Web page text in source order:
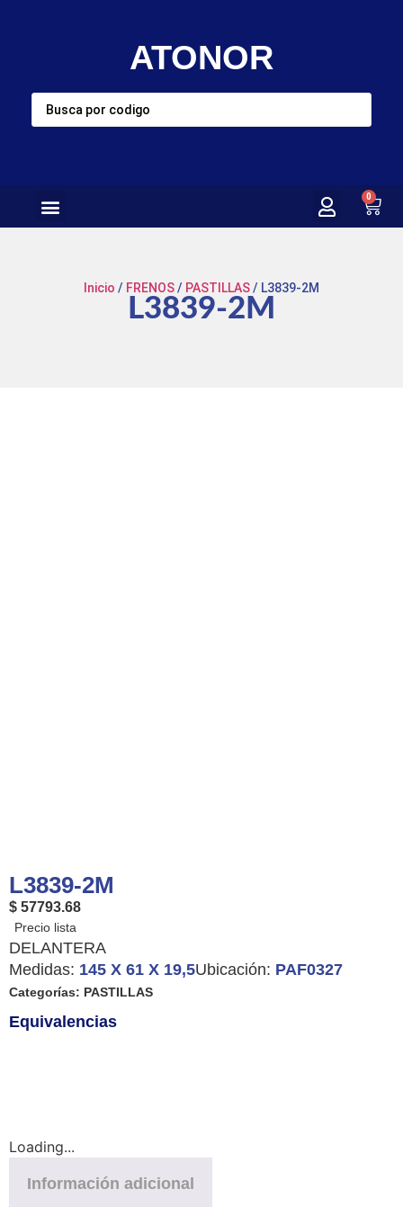
ATONOR
0
Inicio / FRENOS/ PASTILLAS/ L3839-2M
L3839-2M
L3839-2M
$ 57793.68
DELANTERA
Medidas: 145 X 61 X 19,5Ubicación: PAF0327
Categorías: PASTILLAS
Equivalencias
Loading...
Información adicional